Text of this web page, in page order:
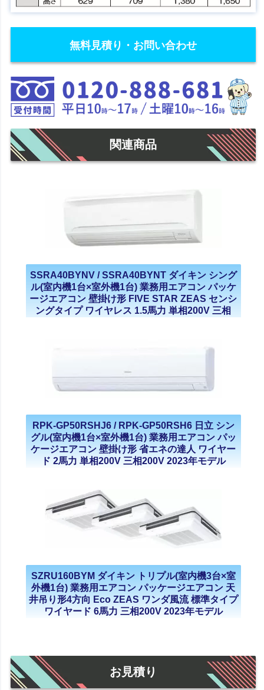
無料見積り・お問い合わせ
関連商品
SSRA40BYNV / SSRA40BYNT ダイキン シング
ル(室内機1台×室外機1台) 業務用エアコン パッケ
ージエアコン 壁掛け形 FIVE STAR ZEAS センシ
ングタイプ ワイヤレス 1.5馬力 単相200V 三相
RPK-GP50RSHJ6 / RPK-GP50RSH6 日立 シン
グル(室内機1台×室外機1台) 業務用エアコン パッ
ケージエアコン 壁掛け形 省エネの達人 ワイヤー
ド 2馬力 単相200V 三相200V 2023年モデル
SZRU160BYM ダイキン トリプル(室内機3台×室
外機1台) 業務用エアコン パッケージエアコン 天
井吊り形4方向 Eco ZEAS ワンダ風流 標準タイプ
ワイヤード 6馬力 三相200V 2023年モデル
お見積り